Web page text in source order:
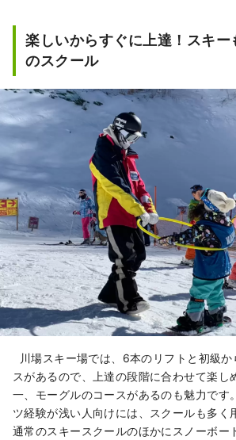
楽しいからすぐに上達！スキー
のスクール
川場スキー場では、6本のリフトと初級
スがあるので、上達の段階に合わせて楽し
一、モーグルのコースがあるのも魅力です
ツ経験が浅い人向けには、スクールも多く
通常のスキースクールのほかにスノーボー